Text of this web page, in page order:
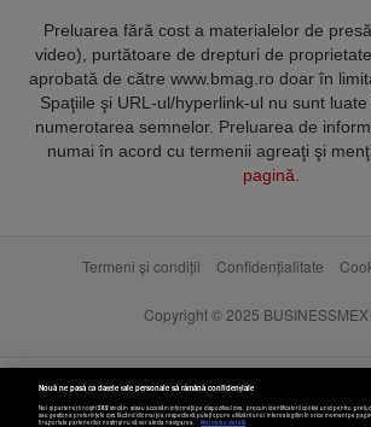
Preluarea fără cost a materialelor de
video), purtătoare de drepturi de
aprobată de către www.bmag.ro doar în
Spaţiile şi URL-ul/hyperlink-ul nu sunt
numerotarea semnelor. Preluarea de
numai în acord cu termenii agreaţi şi
pagină
Termeni și condiții Confidențialitate
Copyright © 2025 BUSINESSMEX
Nouă ne pasă ca datele tale personale să rămână confidențiale
Noi și partenerii noștri589stocăm și/sau accesăm informații pe dispozitivul dvs., precum identificatorii cookie unici pentru
sau gestiona preferințele dvs. făcând clic mai jos, respectiv vă puteți opune utilizării unui interes legitim în orice moment pe
fi raportate partenerilor noștri și nu vă vor afecta navigarea.
Mai multe detalii